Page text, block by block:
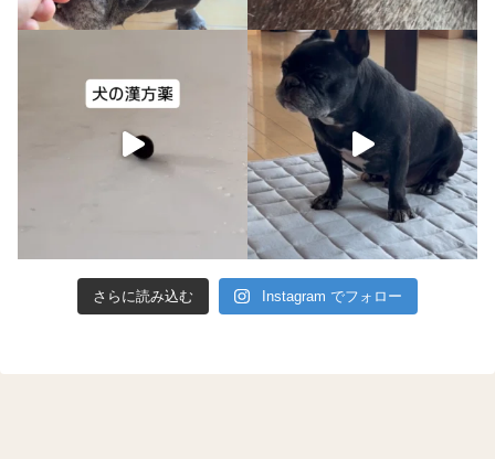
さらに読み込む Instagram でフォロー